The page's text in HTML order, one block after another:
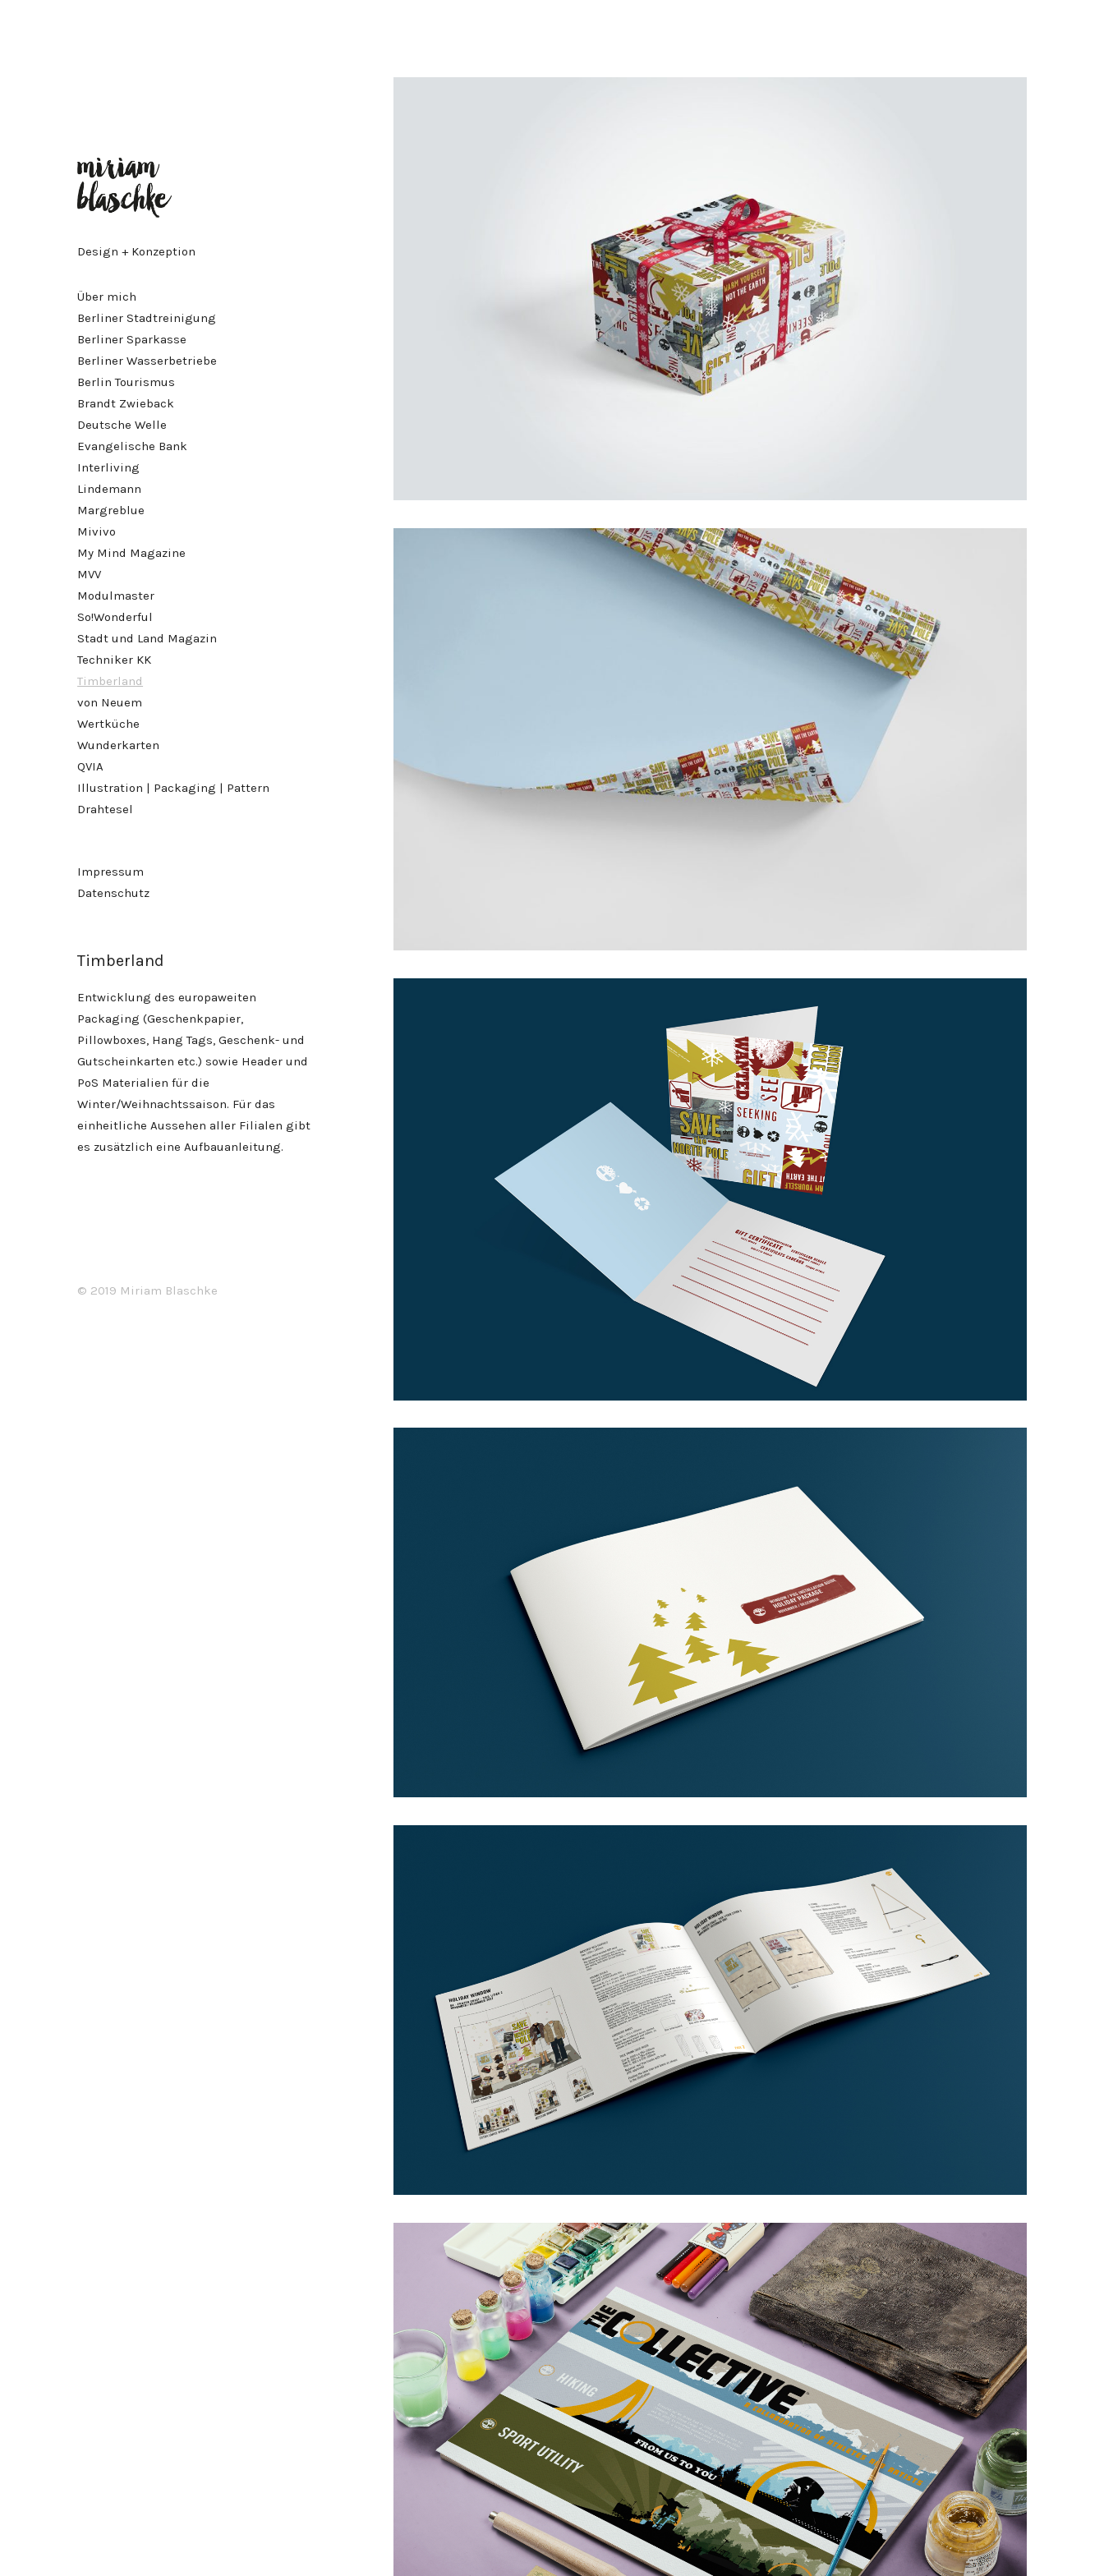
Design + Konzeption
Über mich
Berliner Stadtreinigung
Berliner Sparkasse
Berliner Wasserbetriebe
Berlin Tourismus
Brandt Zwieback
Deutsche Welle
Evangelische Bank
Interliving
Lindemann
Margreblue
Mivivo
My Mind Magazine
MVV
Modulmaster
So!Wonderful
Stadt und Land Magazin
Techniker KK
Timberland
von Neuem
Wertküche
Wunderkarten
QVIA
Illustration | Packaging | Pattern
Drahtesel
Impressum
Datenschutz
Timberland
Entwicklung des europaweiten
Packaging (Geschenkpapier,
Pillowboxes, Hang Tags, Geschenk- und
Gutscheinkarten etc.) sowie Header und
PoS Materialien für die
Winter/Weihnachtssaison. Für das
einheitliche Aussehen aller Filialen gibt
es zusätzlich eine Aufbauanleitung.
© 2019 Miriam Blaschke